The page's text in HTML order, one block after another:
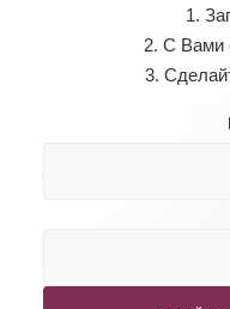
1.
2. С Вами
3.